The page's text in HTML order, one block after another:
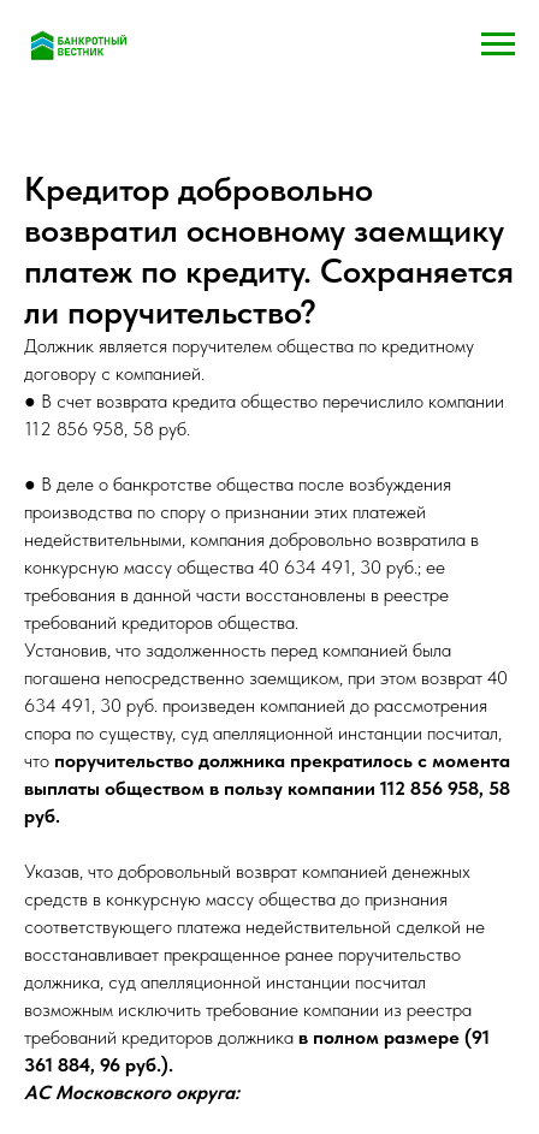
Кредитор добровольно
возвратил основному заемщику
платеж по кредиту. Сохраняется
ли поручительство?
Должник является поручителем общества по кредитному
договору с компанией.
● В счет возврата кредита общество перечислило компании
112 856 958, 58 руб.
● В деле о банкротстве общества после возбуждения
производства по спору о признании этих платежей
недействительными, компания добровольно возвратила в
конкурсную массу общества 40 634 491, 30 руб.; ее
требования в данной части восстановлены в реестре
требований кредиторов общества.
Установив, что задолженность перед компанией была
погашена непосредственно заемщиком, при этом возврат 40
634 491, 30 руб. произведен компанией до рассмотрения
спора по существу, суд апелляционной инстанции посчитал,
что поручительство должника прекратилось с момента
выплаты обществом в пользу компании 112 856 958, 58
руб.
Указав, что добровольный возврат компанией денежных
средств в конкурсную массу общества до признания
соответствующего платежа недействительной сделкой не
восстанавливает прекращенное ранее поручительство
должника, суд апелляционной инстанции посчитал
возможным исключить требование компании из реестра
требований кредиторов должника в полном размере (91
361 884, 96 руб.).
АС Московского округа: